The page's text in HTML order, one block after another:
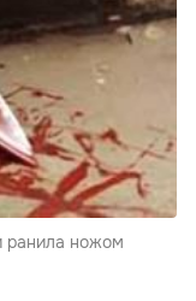
ранила ножом